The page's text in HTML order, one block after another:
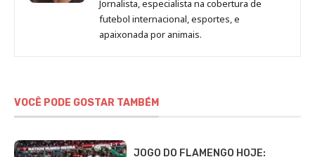
Beatriz
Fabbri
Jornalista, especialista na cobertura de
futebol internacional, esportes, e
apaixonada por animais.
VOCÊ PODE GOSTAR TAMBÉM
JOGO DO FLAMENGO HOJE: